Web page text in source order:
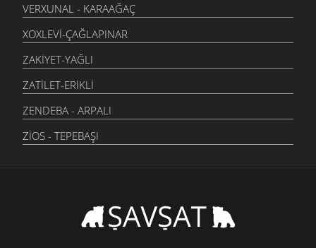
VERXUNAL - KARAAĞAÇ
XOXLEVI-ÇAĞLAPINAR
ZAKIYET-YAĞLI
ZATILET-ERIKLI
ZENDEBA - ARPALI
ZIOS - TEPEBAŞI